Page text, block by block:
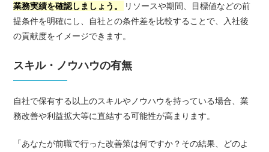
業務実績を確認しましょう。
リソースや期間、目標値などの前
提条件を明確にし、自社との条件差を比較することで、入社後
の貢献度をイメージできます。
スキル・ノウハウの有無
自社で保有する以上のスキルやノウハウを持っている場合、業
務改善や利益拡大等に直結する可能性が高まります。
「あなたが前職で行った改善策は何ですか？その結果、どのよ